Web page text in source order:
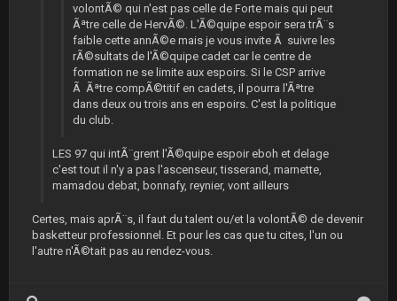
volontÃ© qui n'est pas celle de Forte mais qui peut
Ãªtre celle de HervÃ©. L'Ã©quipe espoir sera trÃ¨s
faible cette annÃ©e mais je vous invite Ã suivre les
rÃ©sultats de l'Ã©quipe cadet car le centre de
formation ne se limite aux espoirs. Si le CSP arrive
Ã Ãªtre compÃ©titif en cadets, il pourra l'Ãªtre
dans deux ou trois ans en espoirs. C'est la politique
du club.
LES 97 qui intÃ¨grent l'Ã©quipe espoir eboh et delage
c'est tout il n'y a pas l'ascenseur, tisserand, marnette,
mamadou debat, bonnafy, reynier, vont ailleurs
Certes, mais aprÃ¨s, il faut du talent ou/et la volontÃ© de devenir
basketteur professionnel. Et pour les cas que tu cites, l'un ou
l'autre n'Ã©tait pas au rendez-vous.